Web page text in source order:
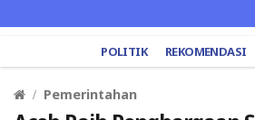
POLITIK REKOMENDASI
Pemerintahan